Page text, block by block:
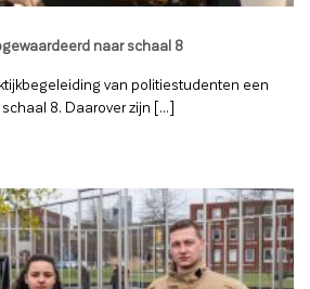
naar schaal 8
van politiestudenten een
8. Daarover zijn [...]